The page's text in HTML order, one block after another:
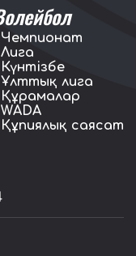
Чемпионат
Лига
Күнтізбе
Ұлттық лига
Құрамалар
WADA
Құпиялық саясат